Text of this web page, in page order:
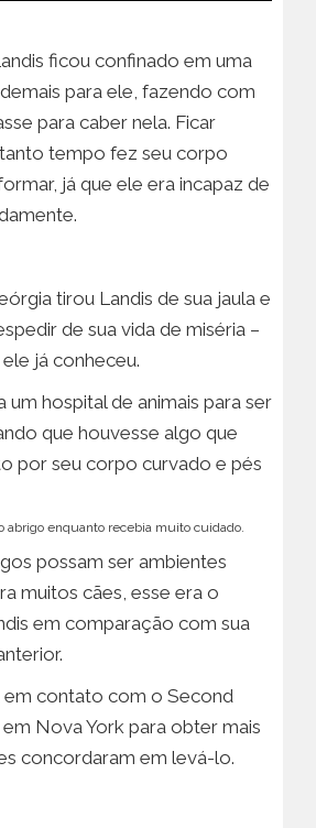
ficou confinado em uma
para ele, fazendo com
para caber nela. Ficar
tempo fez seu corpo
já que ele era incapaz de
tirou Landis de sua jaula e
de sua vida de miséria –
já conheceu.
um hospital de animais para ser
que houvesse algo que
por seu corpo curvado e pés
abrigo enquanto recebia muito cuidado.
possam ser ambientes
muitos cães, esse era o
em comparação com sua
em contato com o Second
Nova York para obter mais
concordaram em levá-lo.